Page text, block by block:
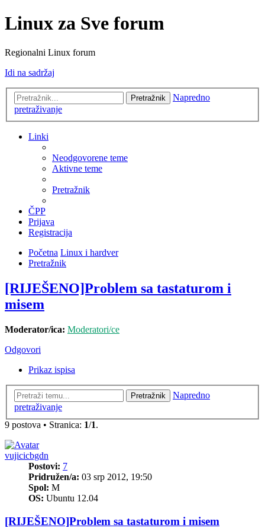
Linux za Sve forum
Regionalni Linux forum
Idi na sadržaj
Pretražnik
Napredno
pretraživanje
Linki
Neodgovorene teme
Aktivne teme
Pretražnik
ČPP
Prijava
Registracija
Početna Linux i hardver
Pretražnik
[RIJEŠENO]Problem sa tastaturom i
misem
Moderator/ica: Moderatori/ce
Odgovori
Prikaz ispisa
Pretražnik
Napredno
pretraživanje
9 postova • Stranica: 1/1.
vujicicbgdn
Postovi: 7
Pridružen/a: 03 srp 2012, 19:50
Spol: M
OS: Ubuntu 12.04
[RIJEŠENO]Problem sa tastaturom i misem